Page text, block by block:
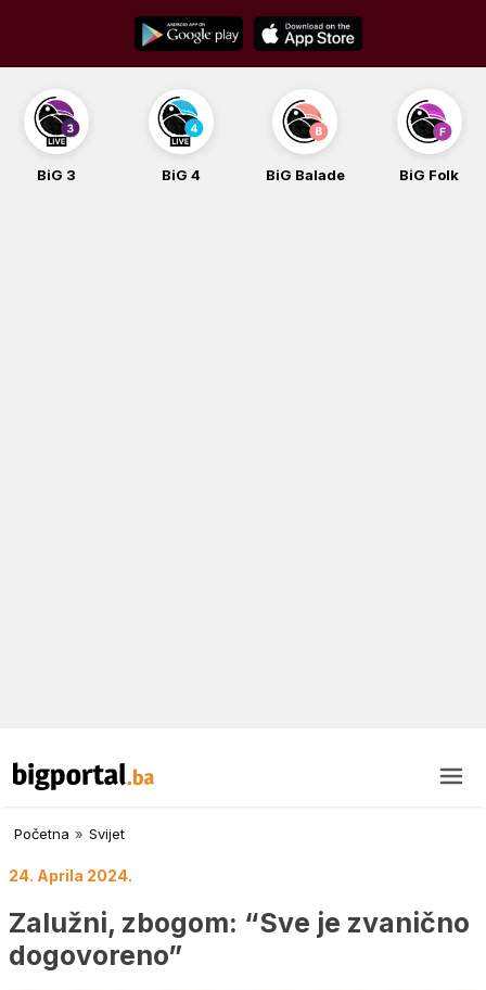
content
BiG 3 BiG 4 BiG Balade BiG Folk
Početna » Svijet
24. Aprila 2024.
Zalužni, zbogom: “Sve je zvanično
dogovoreno”